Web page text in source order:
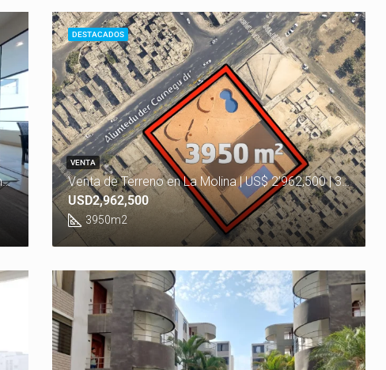
Venta de departamento en Miraflores | Vista al mar | USD460,000.00 Venta de Terreno en La Molina | US$ 2’962,500 | 3,950 m²
3950m2
USD2,962,500
VENTA
DESTACADOS